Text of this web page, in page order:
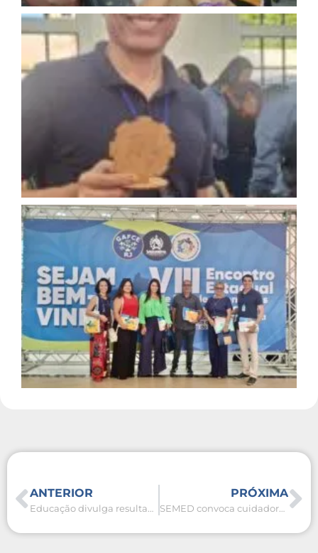
ANTERIOR
Educação divulga resultado da entrega de documentos do Processo Seletivo Simplificado
PRÓXIMA
SEMED convoca cuidadores de alunos especiais para etapa de repescagem do Processo Seletivo